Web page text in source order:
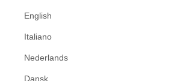
English
Italiano
Nederlands
Dansk